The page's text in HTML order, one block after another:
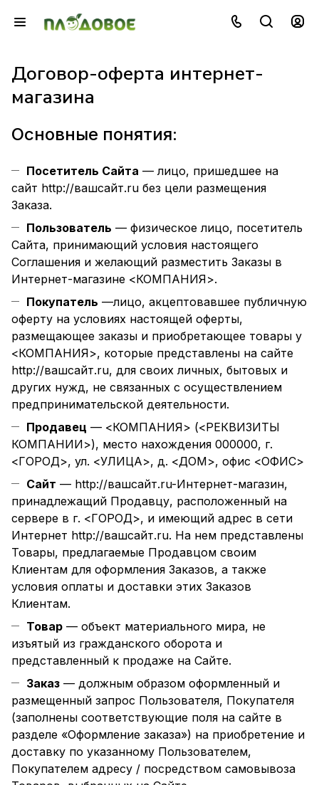
Договор-оферта интернет-
магазина
Основные понятия:
Посетитель Сайта — лицо, пришедшее на
сайт http://вашсайт.ru без цели размещения
Заказа.
Пользователь — физическое лицо, посетитель
Сайта, принимающий условия настоящего
Соглашения и желающий разместить Заказы в
Интернет-магазине <КОМПАНИЯ>.
Покупатель —лицо, акцептовавшее публичную
оферту на условиях настоящей оферты,
размещающее заказы и приобретающее товары у
<КОМПАНИЯ>, которые представлены на сайте
http://вашсайт.ru, для своих личных, бытовых и
других нужд, не связанных с осуществлением
предпринимательской деятельности.
Продавец — <КОМПАНИЯ> (<РЕКВИЗИТЫ
КОМПАНИИ>), место нахождения 000000, г.
<ГОРОД>, ул. <УЛИЦА>, д. <ДОМ>, офис <ОФИС>
Сайт — http://вашсайт.ru-Интернет-магазин,
принадлежащий Продавцу, расположенный на
сервере в г. <ГОРОД>, и имеющий адрес в сети
Интернет http://вашсайт.ru. На нем представлены
Товары, предлагаемые Продавцом своим
Клиентам для оформления Заказов, а также
условия оплаты и доставки этих Заказов
Клиентам.
Товар — объект материального мира, не
изъятый из гражданского оборота и
представленный к продаже на Сайте.
Заказ — должным образом оформленный и
размещенный запрос Пользователя, Покупателя
(заполнены соответствующие поля на сайте в
разделе «Оформление заказа») на приобретение и
доставку по указанному Пользователем,
Покупателем адресу / посредством самовывоза